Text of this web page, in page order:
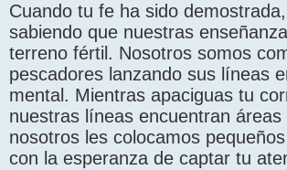
Cuando tu fe ha sido
sabiendo que nuestras
terreno fértil. Nosotros somos
pescadores lanzando sus líneas
mental. Mientras apaciguas tu
nuestras líneas encuentran
nosotros les colocamos
con la esperanza de captar tu